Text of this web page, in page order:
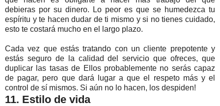
debieras por su dinero. Lo peor es que se humedezca tu
espíritu y te hacen dudar de ti mismo y si no tienes cuidado,
esto te costará mucho en el largo plazo.
Cada vez que estás tratando con un cliente prepotente y
estás seguro de la calidad del servicio que ofreces, que
duplicar las tasas de Ellos probablemente no serás capaz
de pagar, pero que dará lugar a que el respeto más y el
control de sí mismos. Si aún no lo hacen, los despiden!
11. Estilo de vida